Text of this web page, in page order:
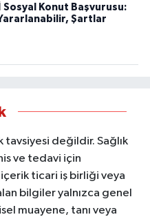
Sosyal Konut Başvurusu:
Şartlar
tavsiyesi değildir. Sağlık
ve tedavi için
ticari iş birliği veya
bilgiler yalnızca genel
muayene, tanı veya